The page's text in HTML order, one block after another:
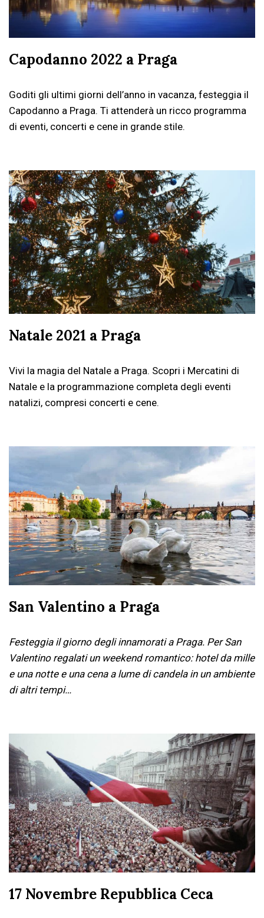
Capodanno 2022 a Praga
Goditi gli ultimi giorni dell’anno in vacanza, festeggia il
Capodanno a Praga. Ti attenderà un ricco programma
di eventi, concerti e cene in grande stile.
Natale 2021 a Praga
Vivi la magia del Natale a Praga. Scopri i Mercatini di
Natale e la programmazione completa degli eventi
natalizi, compresi concerti e cene.
San Valentino a Praga
Festeggia il giorno degli innamorati a Praga. Per San
Valentino regalati un weekend romantico: hotel da mille
e una notte e una cena a lume di candela in un ambiente
di altri tempi…
17 Novembre Repubblica Ceca